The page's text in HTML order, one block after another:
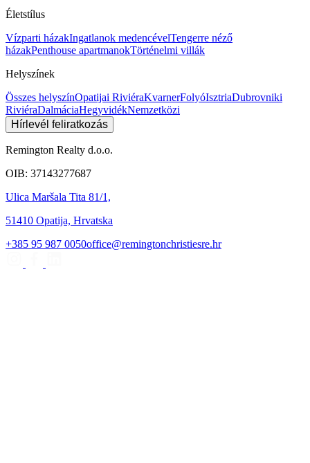
Életstílus
Vízparti házakIngatlanok medencévelTengerre néző
házakPenthouse apartmanokTörténelmi villák
Helyszínek
Összes helyszínOpatijai RiviéraKvarnerFolyóIsztriaDubrovniki
RiviéraDalmáciaHegyvidékNemzetközi
Hírlevél feliratkozás
Remington Realty d.o.o.
OIB: 37143277687
Ulica Maršala Tita 81/1,
51410 Opatija, Hrvatska
+385 95 987 0050office@remingtonchristiesre.hr